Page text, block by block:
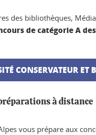
des bibliothèques,
de catégorie A
CONSERVATEUR ET
à distance
vous prépare aux